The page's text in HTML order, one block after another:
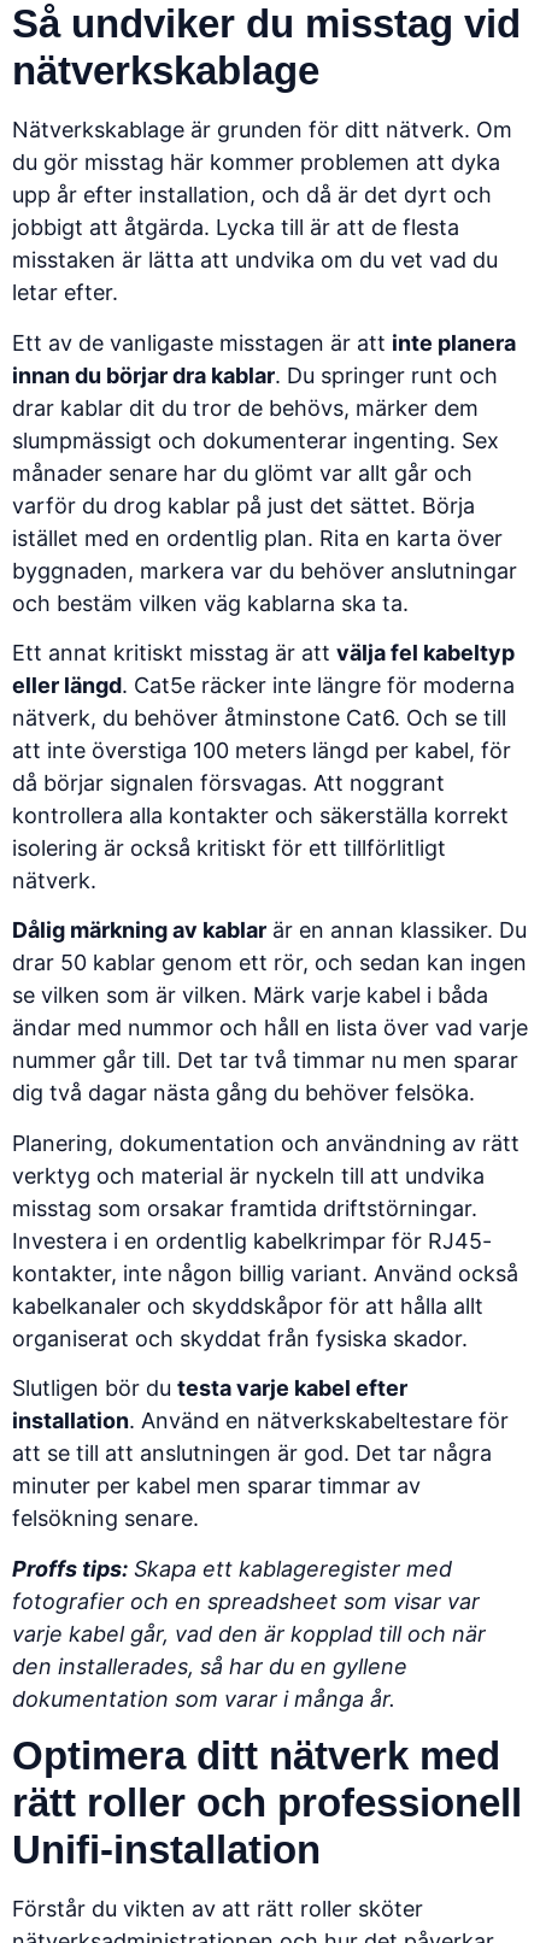
Så undviker du misstag vid
nätverkskablage
Nätverkskablage är grunden för ditt nätverk. Om
du gör misstag här kommer problemen att dyka
upp år efter installation, och då är det dyrt och
jobbigt att åtgärda. Lycka till är att de flesta
misstaken är lätta att undvika om du vet vad du
letar efter.
Ett av de vanligaste misstagen är att inte planera
innan du börjar dra kablar. Du springer runt och
drar kablar dit du tror de behövs, märker dem
slumpmässigt och dokumenterar ingenting. Sex
månader senare har du glömt var allt går och
varför du drog kablar på just det sättet. Börja
istället med en ordentlig plan. Rita en karta över
byggnaden, markera var du behöver anslutningar
och bestäm vilken väg kablarna ska ta.
Ett annat kritiskt misstag är att välja fel kabeltyp
eller längd. Cat5e räcker inte längre för moderna
nätverk, du behöver åtminstone Cat6. Och se till
att inte överstiga 100 meters längd per kabel, för
då börjar signalen försvagas. Att noggrant
kontrollera alla kontakter och säkerställa korrekt
isolering är också kritiskt för ett tillförlitligt
nätverk.
Dålig märkning av kablar är en annan klassiker. Du
drar 50 kablar genom ett rör, och sedan kan ingen
se vilken som är vilken. Märk varje kabel i båda
ändar med nummor och håll en lista över vad varje
nummer går till. Det tar två timmar nu men sparar
dig två dagar nästa gång du behöver felsöka.
Planering, dokumentation och användning av rätt
verktyg och material är nyckeln till att undvika
misstag som orsakar framtida driftstörningar.
Investera i en ordentlig kabelkrimpar för RJ45-
kontakter, inte någon billig variant. Använd också
kabelkanaler och skyddskåpor för att hålla allt
organiserat och skyddat från fysiska skador.
Slutligen bör du testa varje kabel efter
installation. Använd en nätverkskabeltestare för
att se till att anslutningen är god. Det tar några
minuter per kabel men sparar timmar av
felsökning senare.
Proffs tips: Skapa ett kablageregister med
fotografier och en spreadsheet som visar var
varje kabel går, vad den är kopplad till och när
den installerades, så har du en gyllene
dokumentation som varar i många år.
Optimera ditt nätverk med
rätt roller och professionell
Unifi-installation
Förstår du vikten av att rätt roller sköter